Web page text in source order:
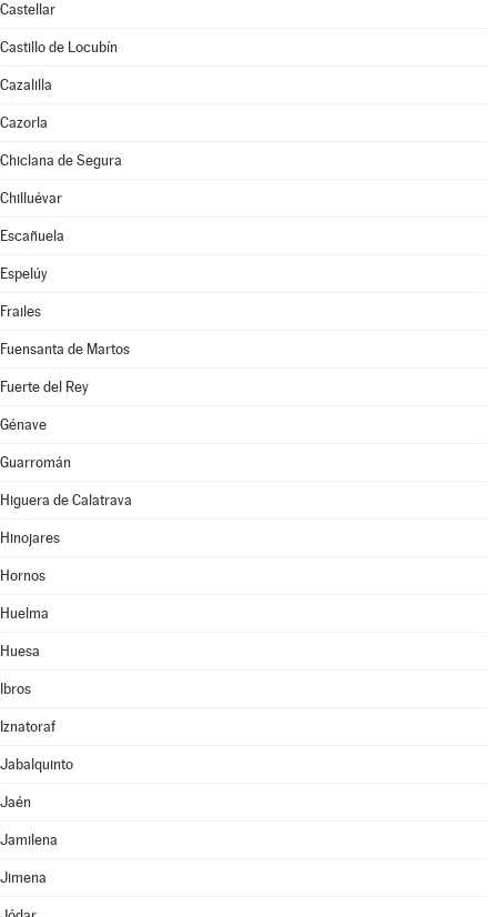
Castellar
Castillo de Locubín
Cazalilla
Cazorla
Chiclana de Segura
Chilluévar
Escañuela
Espelúy
Frailes
Fuensanta de Martos
Fuerte del Rey
Génave
Guarromán
Higuera de Calatrava
Hinojares
Hornos
Huelma
Huesa
Ibros
Iznatoraf
Jabalquinto
Jaén
Jamilena
Jimena